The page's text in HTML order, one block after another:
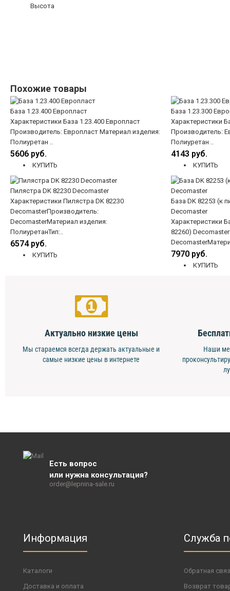
Высота
Похожие товары
База 1.23.400 Европласт
Характеристики База 1.23.400 Европласт
Производитель: Европласт Материал изделия:
Полиуретан ..
5606 руб.
КУПИТЬ
База 1.23.300
Характеристики
Производитель:
Полиуретан ..
4143 руб.
КУПИТЬ
Пилястра DK 82230 Decomaster
Характеристики Пилястра DK 82230
DecomasterПроизводитель:
DecomasterМатериал изделия:
ПолиуретанТип:..
6574 руб.
КУПИТЬ
База DK 82253 (к
Decomaster
Характеристики
82260)
7970 руб.
КУПИТЬ
Актуально низкие цены
Мы стараемся всегда держать актуальные и
самые низкие цены в интернете
Наши
Есть вопрос
или нужна консультация?
order@lepnina-sale.ru
Информация
Каталоги
Доставка и оплата
Служба
Обратная
Возврат